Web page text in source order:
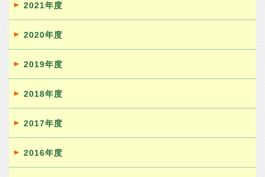
2021年度
2020年度
2019年度
2018年度
2017年度
2016年度